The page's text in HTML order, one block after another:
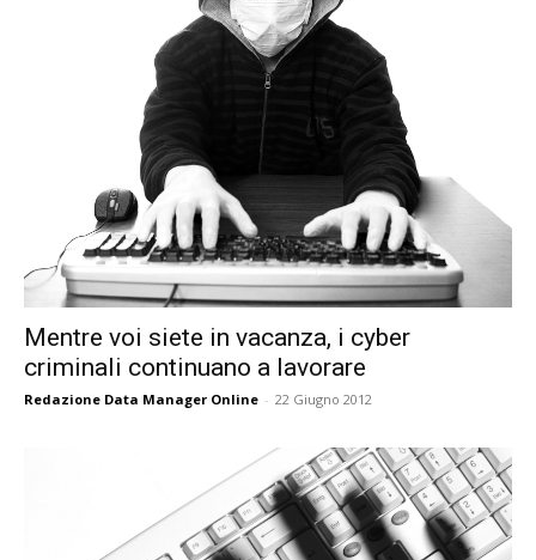
Mentre voi siete in vacanza, i cyber
criminali continuano a lavorare
Redazione Data Manager Online - 22 Giugno 2012